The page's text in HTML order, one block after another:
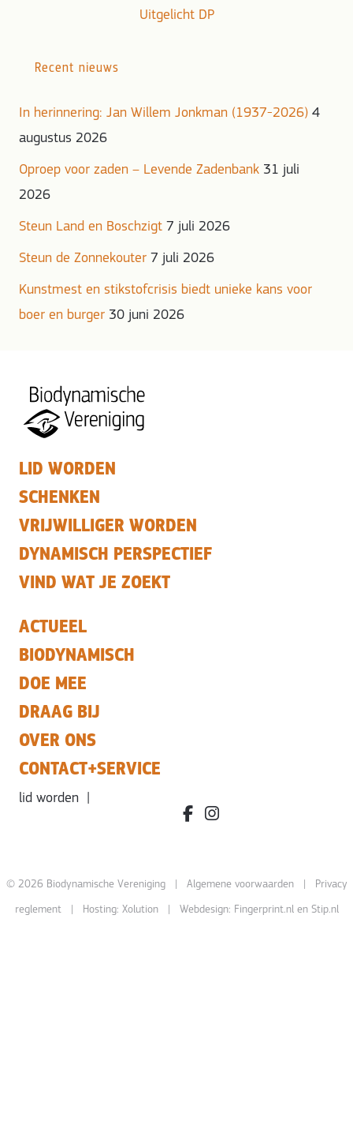
Uitgelicht DP
Recent nieuws
In herinnering: Jan Willem Jonkman (1937-2026) 4
augustus 2026
Oproep voor zaden – Levende Zadenbank 31 juli
2026
Steun Land en Boschzigt 7 juli 2026
Steun de Zonnekouter 7 juli 2026
Kunstmest en stikstofcrisis biedt unieke kans voor
boer en burger 30 juni 2026
LID WORDEN
SCHENKEN
VRIJWILLIGER WORDEN
DYNAMISCH PERSPECTIEF
VIND WAT JE ZOEKT
ACTUEEL
BIODYNAMISCH
DOE MEE
DRAAG BIJ
OVER ONS
CONTACT+SERVICE
lid worden
facebook.com/bdvereniging/
instagram.com/
© 2026 Biodynamische Vereniging | Algemene voorwaarden| Privacy
reglement| Hosting: Xolution| Webdesign: Fingerprint.nlen Stip.nl